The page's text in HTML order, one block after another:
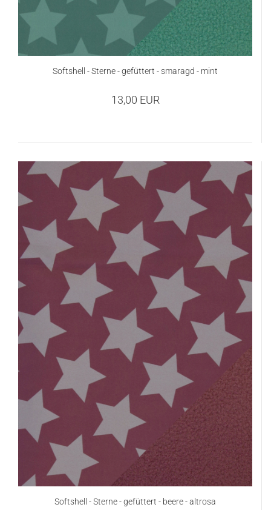
Softshell - Sterne - gefüttert - smaragd - mint
13,00 EUR
Softshell - Sterne - gefüttert - beere - altrosa